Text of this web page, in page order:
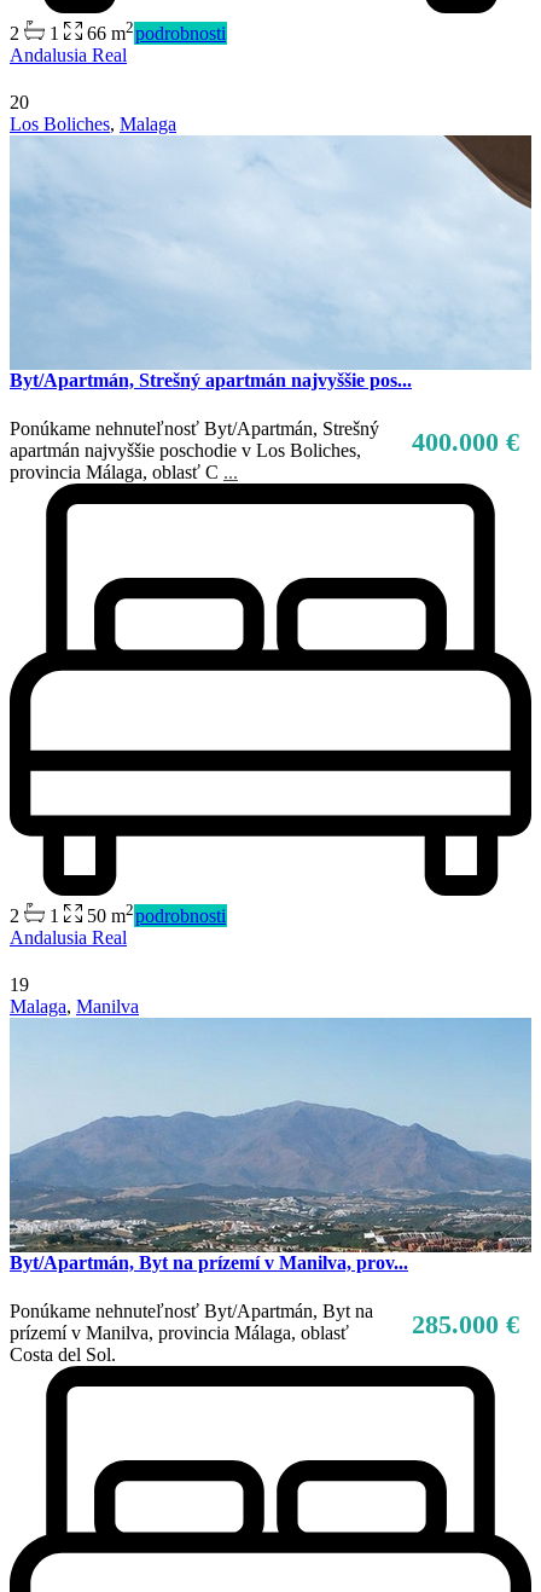
2 1 66 m2podrobnosti
Andalusia Real
20
Los Boliches, Malaga
Byt/Apartmán, Strešný apartmán najvyššie pos...
400.000 €
Ponúkame nehnuteľnosť Byt/Apartmán, Strešný
apartmán najvyššie poschodie v Los Boliches,
provincia Málaga, oblasť C ...
2 1 50 m2podrobnosti
Andalusia Real
19
Malaga, Manilva
Byt/Apartmán, Byt na prízemí v Manilva, prov...
285.000 €
Ponúkame nehnuteľnosť Byt/Apartmán, Byt na
prízemí v Manilva, provincia Málaga, oblasť
Costa del Sol.